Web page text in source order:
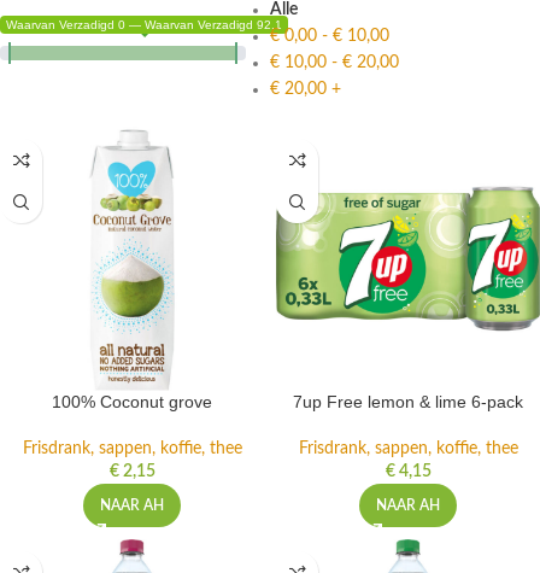
Waarvan Verzadigd 0 — Waarvan Verzadigd 92.1
Alle
€0,00 - € 10,00
€ 10,00 - € 20,00
€ 20,00 +
100% Coconut grove
Frisdrank, sappen, koffie, thee
€2,15
NAAR AH
7up Free lemon & lime 6-pack
Frisdrank, sappen, koffie, thee
€4,15
NAAR AH